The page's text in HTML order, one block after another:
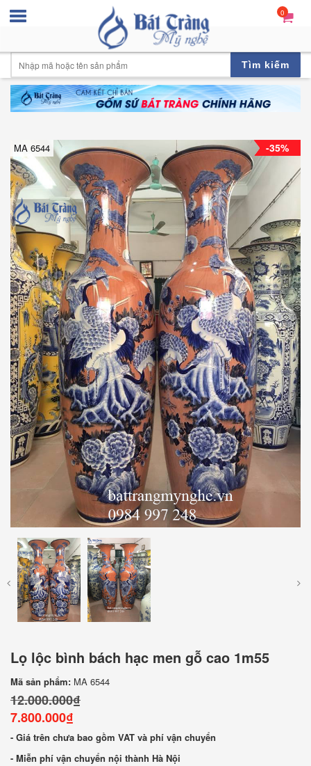
0
Tìm kiếm
-35%
MA 6544
Lọ lộc bình bách hạc men gỗ cao 1m55
Mã sản phẩm: MA 6544
12.000.000₫
7.800.000₫
- Giá trên chưa bao gồm VAT và phí vận chuyển
- Miễn phí vận chuyển nội thành Hà Nội